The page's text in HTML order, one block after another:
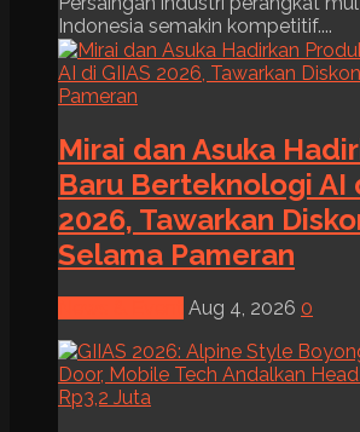
Indonesia semakin kompetitif....
Mirai dan Asuka
Baru Berteknologi AI
2026, Tawarkan
Selama Pameran
Aug 4, 2026 0